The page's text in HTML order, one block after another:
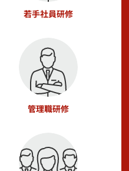
若手社員研修
管理職研修